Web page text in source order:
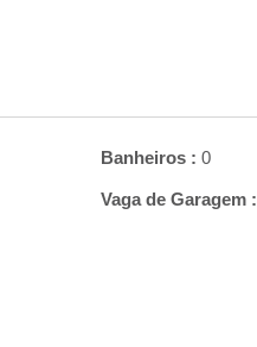
Banheiros : 0
Vaga de Garagem :